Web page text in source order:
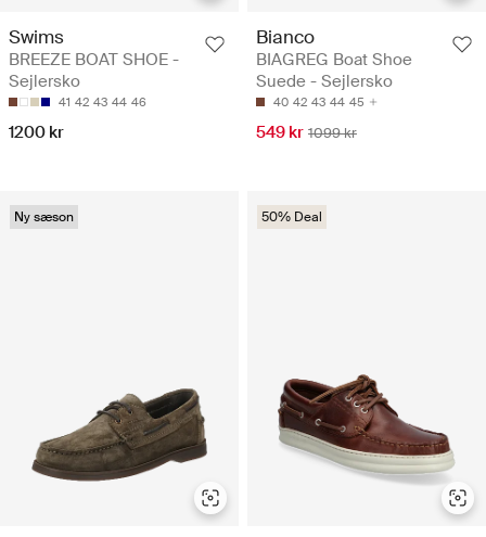
Swims
BREEZE BOAT SHOE -
Sejlersko
41 42 43 44 46
1200 kr
Bianco
BIAGREG Boat Shoe
Suede - Sejlersko
40 42 43 44 45
549 kr 1099 kr
Ny sæson 50% Deal